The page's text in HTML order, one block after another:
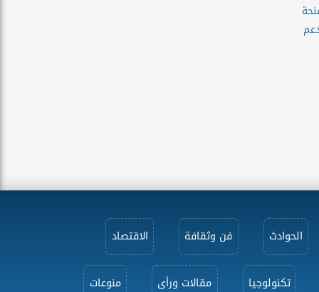
الحوادث فن وثقافة الاقتصاد
تكنولوجيا مقالات ورأى منوعات